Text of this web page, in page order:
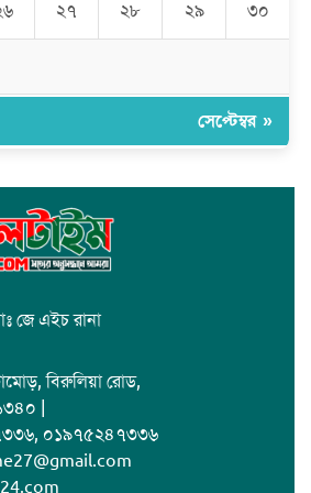
মাদ্রাসায় ১২তম বার্ষিক পুরস্কার বিতরণ ও বালিকা
২৭ ২৮ ২৯ ৩০
সেপ্টেম্বর »
জে এইচ রানা
বিরুলিয়া রোড,
|
০১৯৭৫২৪৭৩৩৬